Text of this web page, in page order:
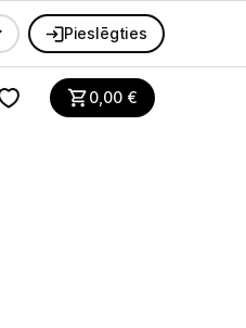
Pieslēgties
0,00€